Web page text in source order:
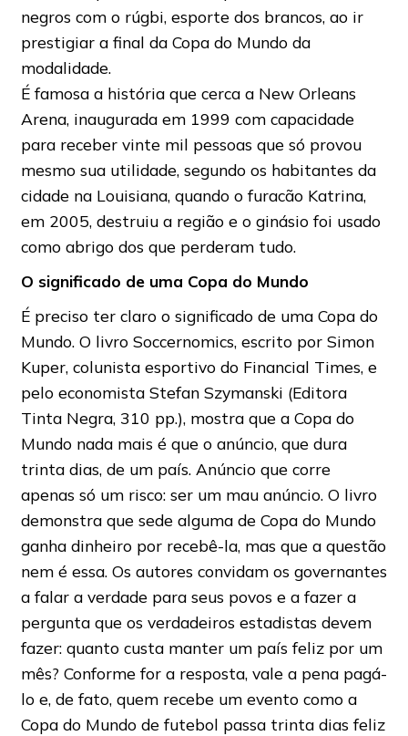
negros com o rúgbi, esporte dos brancos, ao ir
prestigiar a final da Copa do Mundo da
modalidade.
É famosa a história que cerca a New Orleans
Arena, inaugurada em 1999 com capacidade
para receber vinte mil pessoas que só provou
mesmo sua utilidade, segundo os habitantes da
cidade na Louisiana, quando o furacão Katrina,
em 2005, destruiu a região e o ginásio foi usado
como abrigo dos que perderam tudo.
O significado de uma Copa do Mundo
É preciso ter claro o significado de uma Copa do
Mundo. O livro Soccernomics, escrito por Simon
Kuper, colunista esportivo do Financial Times, e
pelo economista Stefan Szymanski (Editora
Tinta Negra, 310 pp.), mostra que a Copa do
Mundo nada mais é que o anúncio, que dura
trinta dias, de um país. Anúncio que corre
apenas só um risco: ser um mau anúncio. O livro
demonstra que sede alguma de Copa do Mundo
ganha dinheiro por recebê-la, mas que a questão
nem é essa. Os autores convidam os governantes
a falar a verdade para seus povos e a fazer a
pergunta que os verdadeiros estadistas devem
fazer: quanto custa manter um país feliz por um
mês? Conforme for a resposta, vale a pena pagá-
lo e, de fato, quem recebe um evento como a
Copa do Mundo de futebol passa trinta dias feliz